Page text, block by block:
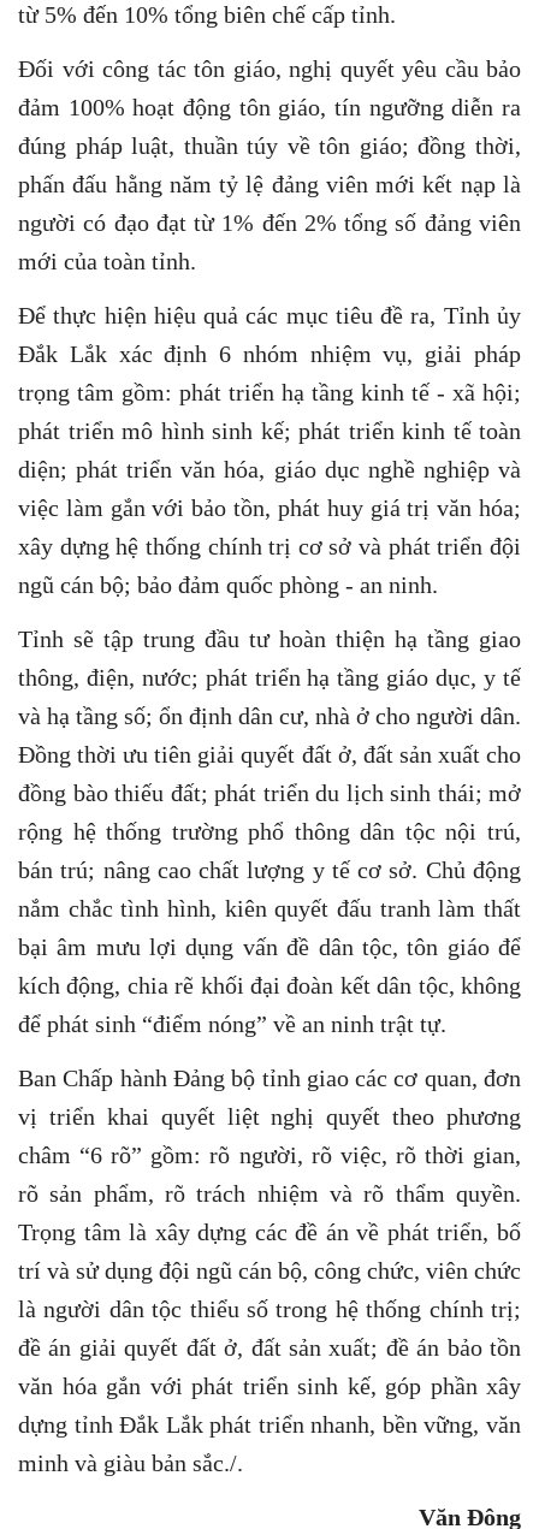
từ 5% đến 10% tổng biên chế cấp tỉnh.
Đối với công tác tôn giáo, nghị quyết yêu cầu bảo
đảm 100% hoạt động tôn giáo, tín ngưỡng diễn ra
đúng pháp luật, thuần túy về tôn giáo; đồng thời,
phấn đấu hằng năm tỷ lệ đảng viên mới kết nạp là
người có đạo đạt từ 1% đến 2% tổng số đảng viên
mới của toàn tỉnh.
Để thực hiện hiệu quả các mục tiêu đề ra, Tỉnh ủy
Đắk Lắk xác định 6 nhóm nhiệm vụ, giải pháp
trọng tâm gồm: phát triển hạ tầng kinh tế - xã hội;
phát triển mô hình sinh kế; phát triển kinh tế toàn
diện; phát triển văn hóa, giáo dục nghề nghiệp và
việc làm gắn với bảo tồn, phát huy giá trị văn hóa;
xây dựng hệ thống chính trị cơ sở và phát triển đội
ngũ cán bộ; bảo đảm quốc phòng - an ninh.
Tỉnh sẽ tập trung đầu tư hoàn thiện hạ tầng giao
thông, điện, nước; phát triển hạ tầng giáo dục, y tế
và hạ tầng số; ổn định dân cư, nhà ở cho người dân.
Đồng thời ưu tiên giải quyết đất ở, đất sản xuất cho
đồng bào thiếu đất; phát triển du lịch sinh thái; mở
rộng hệ thống trường phổ thông dân tộc nội trú,
bán trú; nâng cao chất lượng y tế cơ sở. Chủ động
nắm chắc tình hình, kiên quyết đấu tranh làm thất
bại âm mưu lợi dụng vấn đề dân tộc, tôn giáo để
kích động, chia rẽ khối đại đoàn kết dân tộc, không
để phát sinh “điểm nóng” về an ninh trật tự.
Ban Chấp hành Đảng bộ tỉnh giao các cơ quan, đơn
vị triển khai quyết liệt nghị quyết theo phương
châm “6 rõ” gồm: rõ người, rõ việc, rõ thời gian,
rõ sản phẩm, rõ trách nhiệm và rõ thẩm quyền.
Trọng tâm là xây dựng các đề án về phát triển, bố
trí và sử dụng đội ngũ cán bộ, công chức, viên chức
là người dân tộc thiểu số trong hệ thống chính trị;
đề án giải quyết đất ở, đất sản xuất; đề án bảo tồn
văn hóa gắn với phát triển sinh kế, góp phần xây
dựng tỉnh Đắk Lắk phát triển nhanh, bền vững, văn
minh và giàu bản sắc./.
Văn Đông